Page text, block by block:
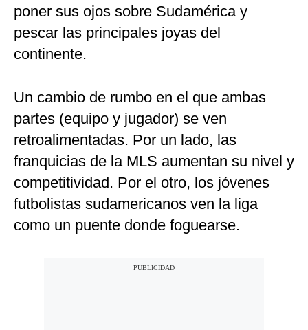
poner sus ojos sobre Sudamérica y
pescar las principales joyas del
continente.
Un cambio de rumbo en el que ambas
partes (equipo y jugador) se ven
retroalimentadas. Por un lado, las
franquicias de la MLS aumentan su nivel y
competitividad. Por el otro, los jóvenes
futbolistas sudamericanos ven la liga
como un puente donde foguearse.